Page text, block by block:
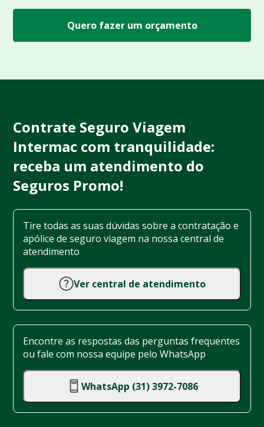
Quero fazer um orçamento
Contrate Seguro Viagem
Intermac com tranquilidade:
receba um atendimento do
Seguros Promo!
Tire todas as suas dúvidas sobre a contratação e
apólice de seguro viagem na nossa central de
atendimento
Ver central de atendimento
Encontre as respostas das perguntas frequentes
ou fale com nossa equipe pelo WhatsApp
WhatsApp (31) 3972-7086